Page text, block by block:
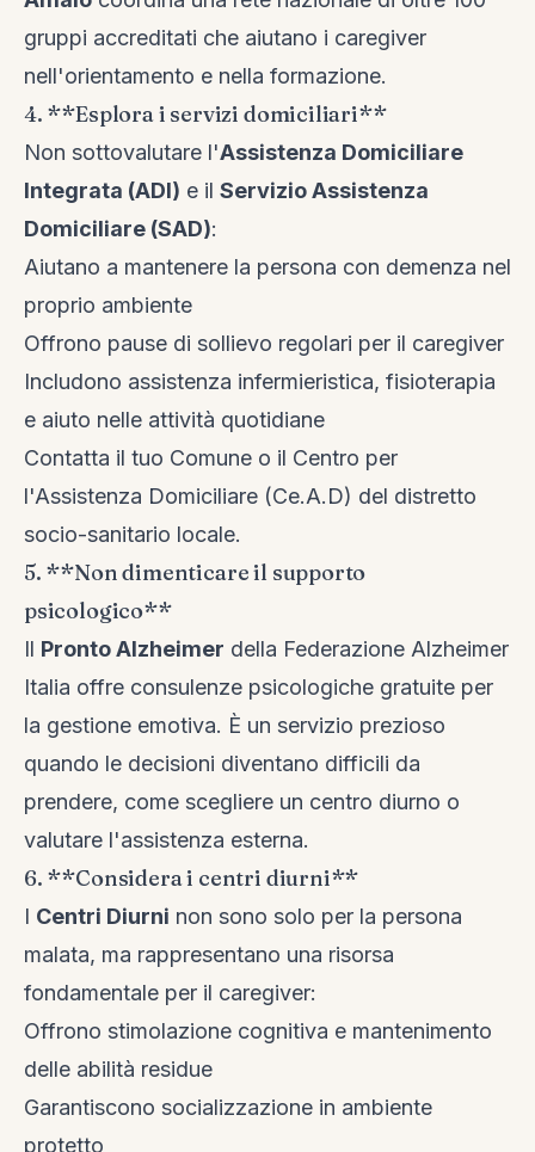
gruppi accreditati che aiutano i caregiver
nell'orientamento e nella formazione.
4. **Esplora i servizi domiciliari**
Non sottovalutare l'Assistenza Domiciliare
Integrata (ADI) e il Servizio Assistenza
Domiciliare (SAD):
Aiutano a mantenere la persona con demenza nel
proprio ambiente
Offrono pause di sollievo regolari per il caregiver
Includono assistenza infermieristica, fisioterapia
e aiuto nelle attività quotidiane
Contatta il tuo Comune o il Centro per
l'Assistenza Domiciliare (Ce.A.D) del distretto
socio-sanitario locale.
5. **Non dimenticare il supporto
psicologico**
Il Pronto Alzheimer della Federazione Alzheimer
Italia offre consulenze psicologiche gratuite per
la gestione emotiva. È un servizio prezioso
quando le decisioni diventano difficili da
prendere, come scegliere un centro diurno o
valutare l'assistenza esterna.
6. **Considera i centri diurni**
I Centri Diurni non sono solo per la persona
malata, ma rappresentano una risorsa
fondamentale per il caregiver:
Offrono stimolazione cognitiva e mantenimento
delle abilità residue
Garantiscono socializzazione in ambiente
protetto